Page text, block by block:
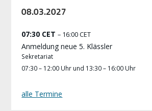
08.03.2027
07:30 CET– 16:00 CET
Anmeldung neue 5. Klässler
Sekretariat
07:30 – 12:00 Uhr und 13:30 – 16:00 Uhr
alle Termine